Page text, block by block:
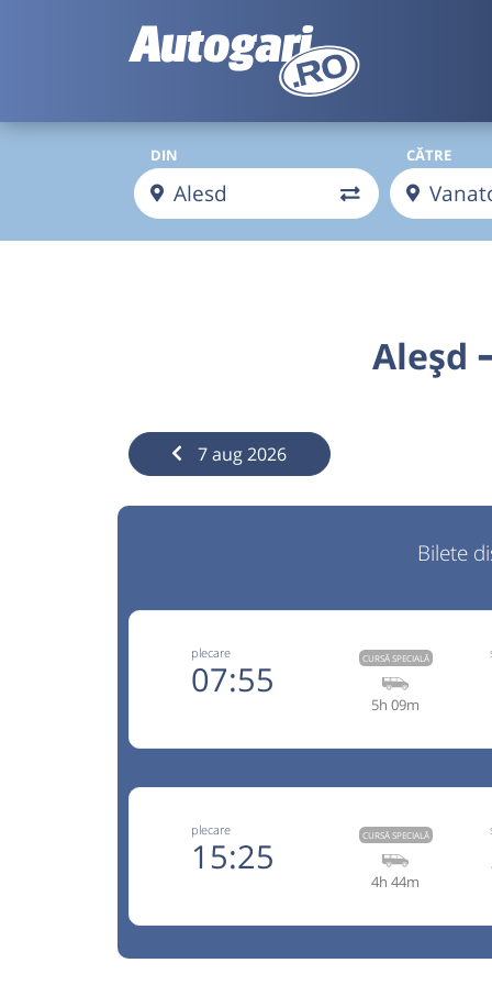
DIN CĂTRE
Aleșd
7 aug 2026
Bilete
plecare
07:55 CURSĂ SPECIALĂ
5h 09m
Trans Olteanu Tour
Opinii călători
CURSĂ SPECIALĂ . Se poate
plecare
15:25 CURSĂ SPECIALĂ
4h 44m
Trans Olteanu Tour